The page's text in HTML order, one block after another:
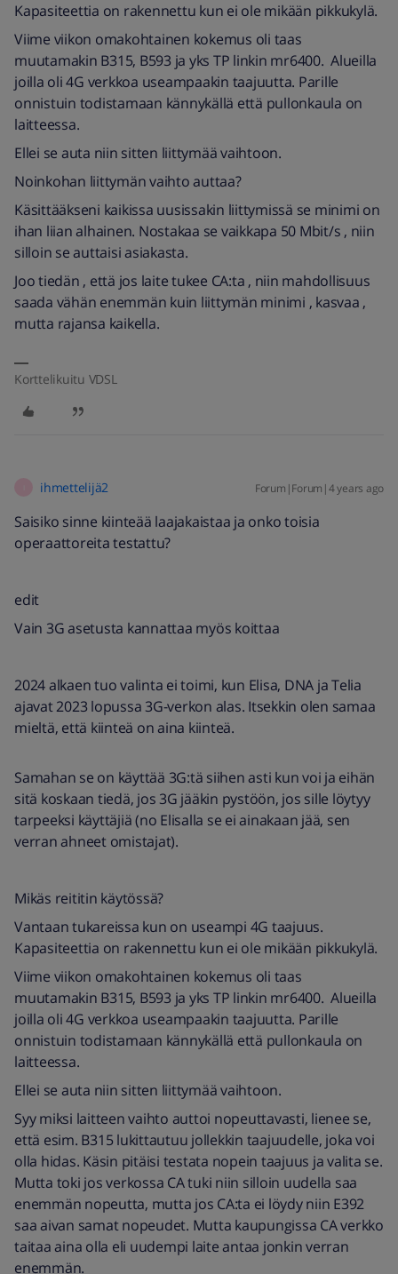
Kapasiteettia on rakennettu kun ei ole mikään pikkukylä.
Viime viikon omakohtainen kokemus oli taas
muutamakin B315, B593 ja yks TP linkin mr6400. Alueilla
joilla oli 4G verkkoa useampaakin taajuutta. Parille
onnistuin todistamaan kännykällä että pullonkaula on
laitteessa.
Ellei se auta niin sitten liittymää vaihtoon.
Noinkohan liittymän vaihto auttaa?
Käsittääkseni kaikissa uusissakin liittymissä se minimi on
ihan liian alhainen. Nostakaa se vaikkapa 50 Mbit/s , niin
silloin se auttaisi asiakasta.
Joo tiedän , että jos laite tukee CA:ta , niin mahdollisuus
saada vähän enemmän kuin liittymän minimi , kasvaa ,
mutta rajansa kaikella.
Korttelikuitu VDSL
ihmettelijä2 Forum|Forum|4 years ago
Saisiko sinne kiinteää laajakaistaa ja onko toisia
operaattoreita testattu?
edit
Vain 3G asetusta kannattaa myös koittaa
2024 alkaen tuo valinta ei toimi, kun Elisa, DNA ja Telia
ajavat 2023 lopussa 3G-verkon alas. Itsekkin olen samaa
mieltä, että kiinteä on aina kiinteä.
Samahan se on käyttää 3G:tä siihen asti kun voi ja eihän
sitä koskaan tiedä, jos 3G jääkin pystöön, jos sille löytyy
tarpeeksi käyttäjiä (no Elisalla se ei ainakaan jää, sen
verran ahneet omistajat).
Mikäs reititin käytössä?
Vantaan tukareissa kun on useampi 4G taajuus.
Kapasiteettia on rakennettu kun ei ole mikään pikkukylä.
Viime viikon omakohtainen kokemus oli taas
muutamakin B315, B593 ja yks TP linkin mr6400. Alueilla
joilla oli 4G verkkoa useampaakin taajuutta. Parille
onnistuin todistamaan kännykällä että pullonkaula on
laitteessa.
Ellei se auta niin sitten liittymää vaihtoon.
Syy miksi laitteen vaihto auttoi nopeuttavasti, lienee se,
että esim. B315 lukittautuu jollekkin taajuudelle, joka voi
olla hidas. Käsin pitäisi testata nopein taajuus ja valita se.
Mutta toki jos verkossa CA tuki niin silloin uudella saa
enemmän nopeutta, mutta jos CA:ta ei löydy niin E392
saa aivan samat nopeudet. Mutta kaupungissa CA verkko
taitaa aina olla eli uudempi laite antaa jonkin verran
enemmän.